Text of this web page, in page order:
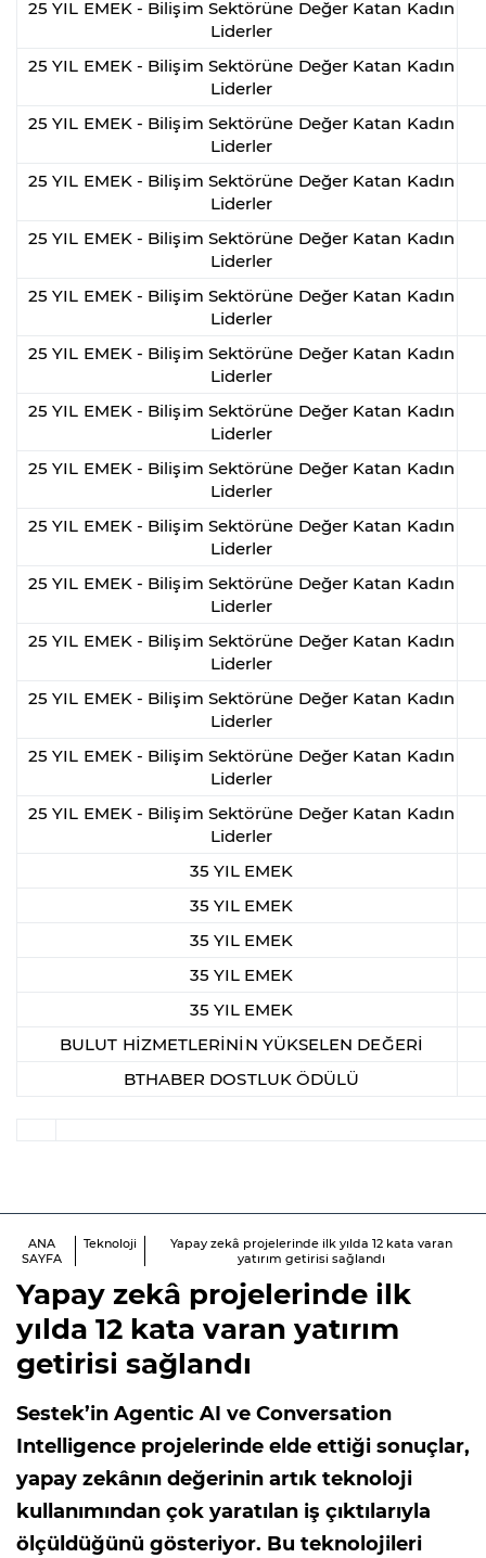
25 YIL EMEK - Bilişim Sektörüne Değer Katan Kadın
Liderler
25 YIL EMEK - Bilişim Sektörüne Değer Katan Kadın
Liderler
25 YIL EMEK - Bilişim Sektörüne Değer Katan Kadın
Liderler
25 YIL EMEK - Bilişim Sektörüne Değer Katan Kadın
Liderler
25 YIL EMEK - Bilişim Sektörüne Değer Katan Kadın
Liderler
25 YIL EMEK - Bilişim Sektörüne Değer Katan Kadın
Liderler
25 YIL EMEK - Bilişim Sektörüne Değer Katan Kadın
Liderler
25 YIL EMEK - Bilişim Sektörüne Değer Katan Kadın
Liderler
25 YIL EMEK - Bilişim Sektörüne Değer Katan Kadın
Liderler
25 YIL EMEK - Bilişim Sektörüne Değer Katan Kadın
Liderler
25 YIL EMEK - Bilişim Sektörüne Değer Katan Kadın
Liderler
25 YIL EMEK - Bilişim Sektörüne Değer Katan Kadın
Liderler
25 YIL EMEK - Bilişim Sektörüne Değer Katan Kadın
Liderler
25 YIL EMEK - Bilişim Sektörüne Değer Katan Kadın
Liderler
25 YIL EMEK - Bilişim Sektörüne Değer Katan Kadın
Liderler
35 YIL EMEK
35 YIL EMEK
35 YIL EMEK
35 YIL EMEK
35 YIL EMEK
BULUT HİZMETLERİNİN YÜKSELEN DEĞERİ
BTHABER DOSTLUK ÖDÜLÜ
ANA
SAYFA
Teknoloji
Yapay zekâ projelerinde ilk yılda 12 kata varan
yatırım getirisi sağlandı
Yapay zekâ projelerinde ilk
yılda 12 kata varan yatırım
getirisi sağlandı
Sestek’in Agentic AI ve Conversation
Intelligence projelerinde elde ettiği sonuçlar,
yapay zekânın değerinin artık teknoloji
kullanımından çok yaratılan iş çıktılarıyla
ölçüldüğünü gösteriyor. Bu teknolojileri